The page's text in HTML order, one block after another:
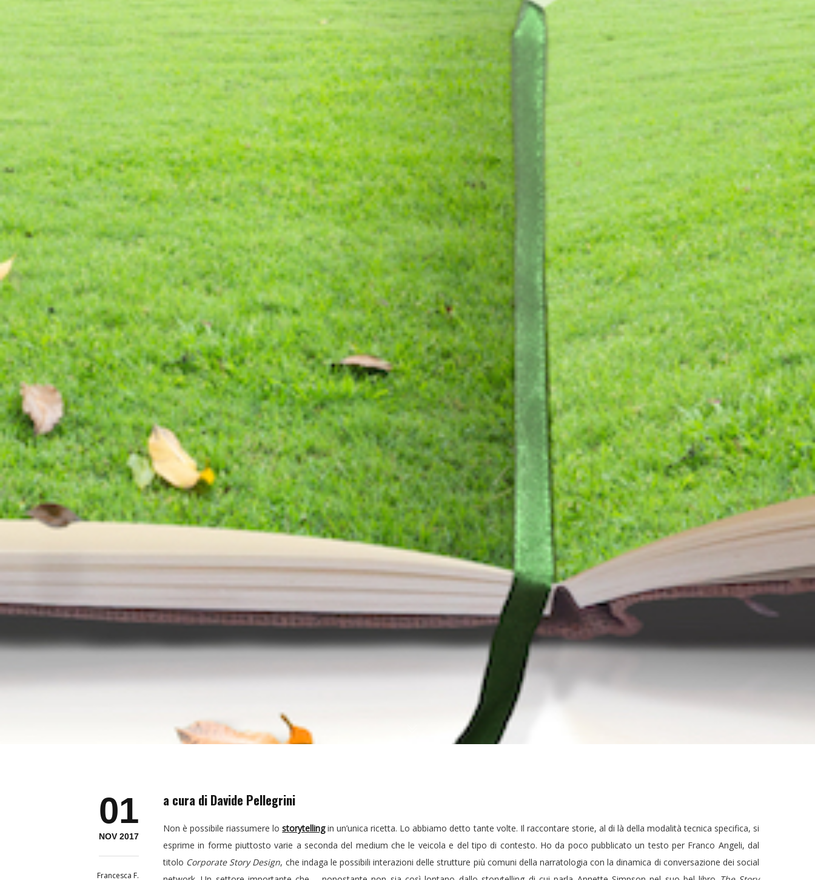
01
NOV 2017
Francesca F.
a cura di Davide Pellegrini
Non è possibile riassumere lostorytellingin un’unica ricetta. Lo abbiamo detto tante volte. Il raccontare storie, al di là della modalità tecnica specifica, si
esprime in forme piuttosto varie a seconda del medium che le veicola e del tipo di contesto. Ho da poco pubblicato un testo per Franco Angeli, dal
titolo Corporate Story Design, che indaga le possibili interazioni delle strutture più comuni della narratologia con la dinamica di conversazione dei social